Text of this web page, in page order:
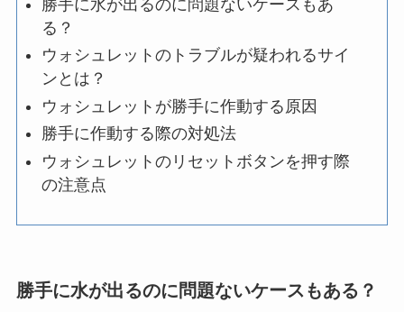
勝手に水が出るのに問題ないケースもあ
る？
ウォシュレットのトラブルが疑われるサイ
ンとは？
ウォシュレットが勝手に作動する原因
勝手に作動する際の対処法
ウォシュレットのリセットボタンを押す際
の注意点
勝手に水が出るのに問題ないケースもある？